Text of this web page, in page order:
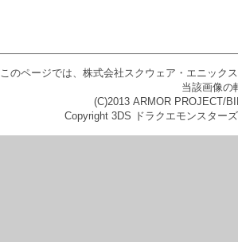
このページでは、株式会社スクウェア・エニック
当該画像の
(C)2013 ARMOR PROJECT/
Copyright 3DS ドラクエモンスター